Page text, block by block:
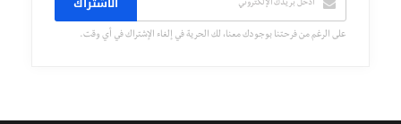
على الرغم من فرحتنا بوجودك معنا، لك الحرية في إلغاء الإشتراك في أي وقت.